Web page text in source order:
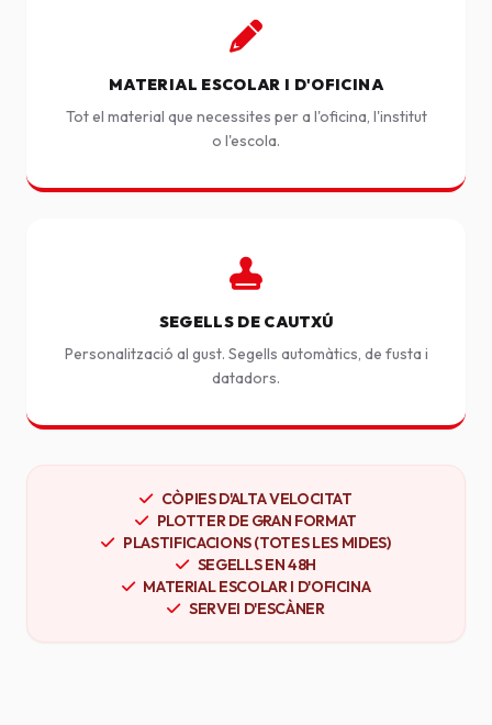
MATERIAL ESCOLAR I D'OFICINA
Tot el material que necessites per a l'oficina, l'institut
o l'escola.
SEGELLS DE CAUTXÚ
Personalització al gust. Segells automàtics, de fusta i
datadors.
CÒPIES D'ALTA VELOCITAT
PLOTTER DE GRAN FORMAT
PLASTIFICACIONS (TOTES LES MIDES)
SEGELLS EN 48H
MATERIAL ESCOLAR I D'OFICINA
SERVEI D'ESCÀNER